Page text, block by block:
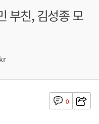
부친, 김성종 모
0